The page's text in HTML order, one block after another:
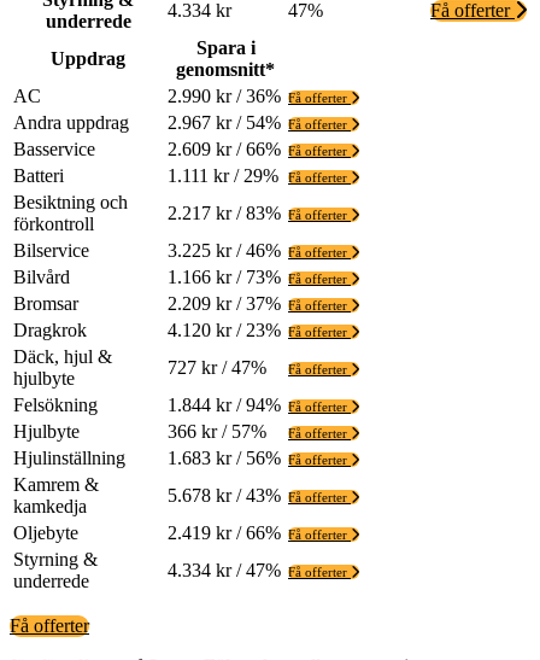
underrede
4.334 kr 47% Få offerter
Uppdrag
Spara i
genomsnitt*
AC
2.990 kr / 36% Få offerter
Andra uppdrag 2.967 kr / 54% Få offerter
Basservice 2.609 kr / 66% Få offerter
Batteri 1.111 kr / 29% Få offerter
Besiktning och
förkontroll
2.217 kr / 83% Få offerter
Bilservice 3.225 kr / 46% Få offerter
Bilvård 1.166 kr / 73% Få offerter
Bromsar 2.209 kr / 37% Få offerter
Dragkrok 4.120 kr / 23% Få offerter
Däck, hjul &
hjulbyte
727 kr / 47% Få offerter
Felsökning 1.844 kr / 94% Få offerter
Hjulbyte 366 kr / 57% Få offerter
Hjulinställning 1.683 kr / 56% Få offerter
Kamrem &
kamkedja
5.678 kr / 43% Få offerter
Oljebyte 2.419 kr / 66% Få offerter
Styrning &
underrede
4.334 kr / 47% Få offerter
Få offerter